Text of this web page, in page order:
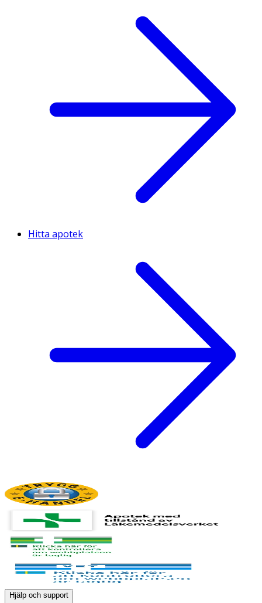
Hitta apotek
Hjälp och support